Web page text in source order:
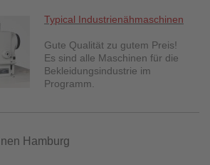
Typical Industrienähmaschinen
Gute Qualität zu gutem Preis!
Es sind alle Maschinen für die
Bekleidungsindustrie im
Programm.
Hamburg